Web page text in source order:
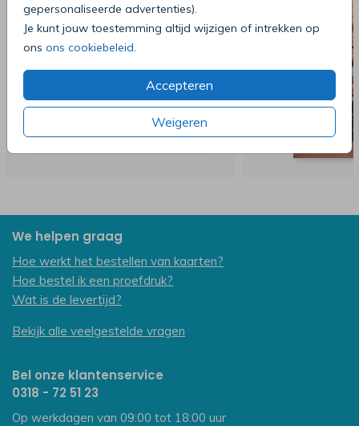
gepersonaliseerde advertenties).
Je kunt jouw toestemming altijd wijzigen of intrekken op
ons ons cookiebeleid
Accepteren
Weigeren
We helpen graag
Hoe werkt het bestellen van kaarten?
Hoe bestel ik een proefdruk?
Wat is de levertijd?
Bekijk alle veelgestelde vragen
Bel onze klantenservice
0318 - 72 51 23
Op werkdagen van 09:00 tot 18:00 uur